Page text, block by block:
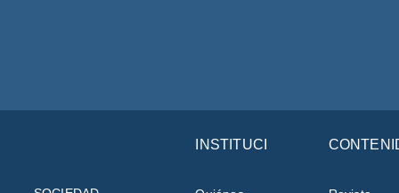
INSTITUCIÓN